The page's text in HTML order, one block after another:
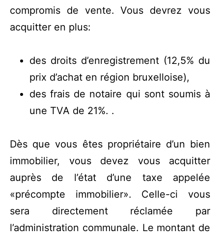
compromis de vente. Vous devrez vous
acquitter en plus:
des droits d’enregistrement (12,5% du
prix d’achat en région bruxelloise),
des frais de notaire qui sont soumis à
une TVA de 21%. .
Dès que vous êtes propriétaire d’un bien
immobilier, vous devez vous acquitter
auprès de l’état d’une taxe appelée
«précompte immobilier». Celle-ci vous
sera directement réclamée par
l’administration communale. Le montant de